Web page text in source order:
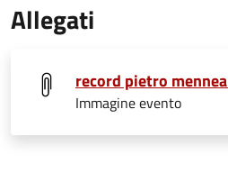
Allegati
record pietro
Immagine evento